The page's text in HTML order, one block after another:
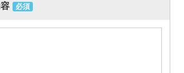
必須